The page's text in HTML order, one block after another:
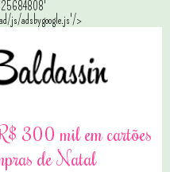
js/adsbygoogle.js'/>
300 mil em cartões
de Natal